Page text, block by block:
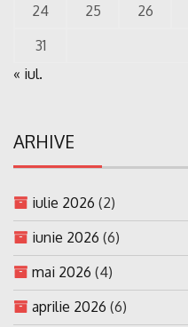
24
25 26
31
« iul.
ARHIVE
iulie 2026 (2)
iunie 2026 (6)
mai 2026 (4)
aprilie 2026 (6)